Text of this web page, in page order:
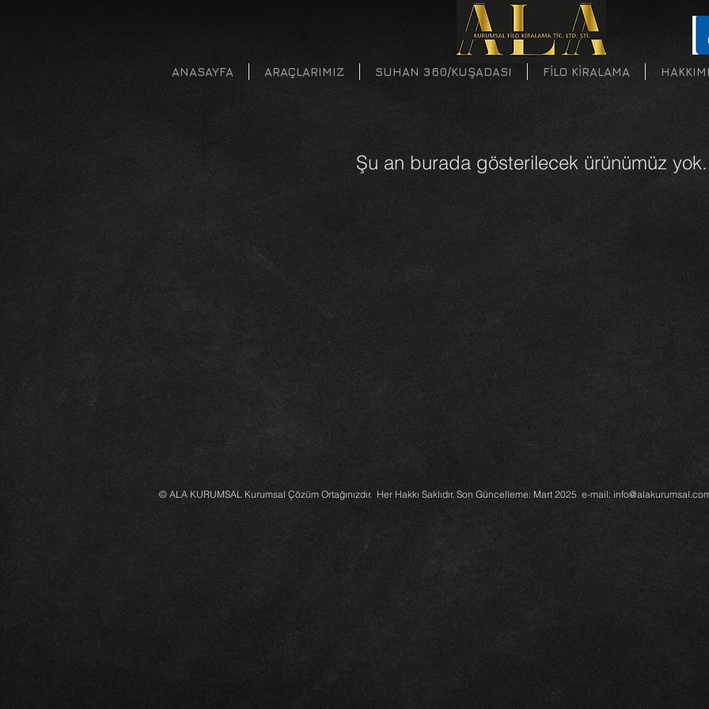
ANASAYFA ARAÇLARIMIZ SUHAN 360/KUŞADASI FİLO KİRALAMA
Şu an burada gösterilecek ürünümüz yok.
© ALA KURUMSAL Kurumsal Çözüm Ortağınızdır. Her Hakkı Saklıdır. Son Güncelleme: Mart 2025 e-mail: